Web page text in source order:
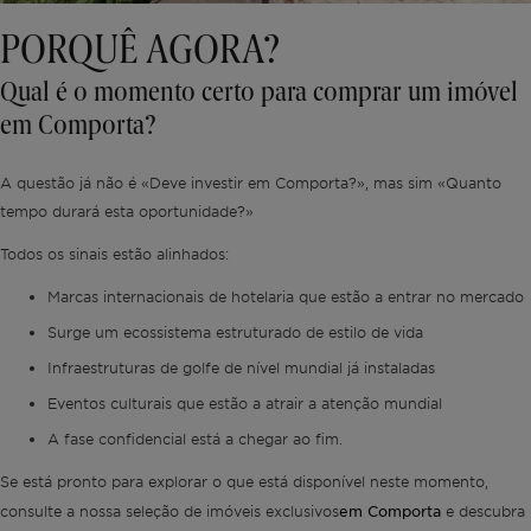
PORQUÊ AGORA?
Qual é o momento certo para comprar um imóvel
em Comporta?
A questão já não é «Deve investir em Comporta?», mas sim «Quanto
tempo durará esta oportunidade?»
Todos os sinais estão alinhados:
Marcas internacionais de hotelaria que estão a entrar no mercado
Surge um ecossistema estruturado de estilo de vida
Infraestruturas de golfe de nível mundial já instaladas
Eventos culturais que estão a atrair a atenção mundial
A fase confidencial está a chegar ao fim.
Se está pronto para explorar o que está disponível neste momento,
consulte a nossa seleção de imóveis exclusivosem Comporta e descubra